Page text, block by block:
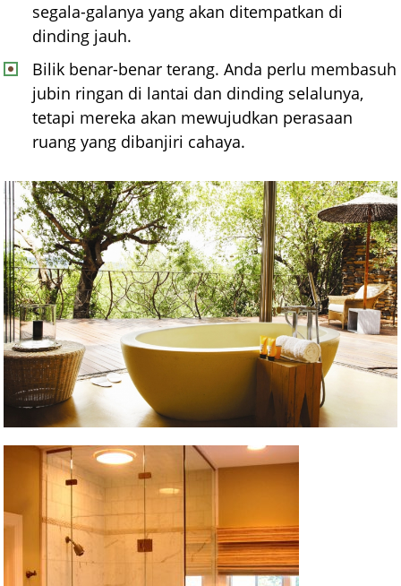
segala-galanya yang akan ditempatkan di
dinding jauh.
Bilik benar-benar terang. Anda perlu membasuh
jubin ringan di lantai dan dinding selalunya,
tetapi mereka akan mewujudkan perasaan
ruang yang dibanjiri cahaya.